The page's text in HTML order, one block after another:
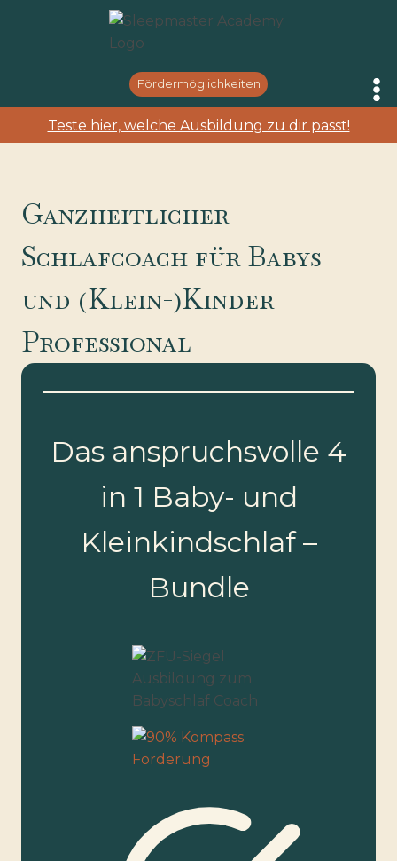
Fördermöglichkeiten
Teste hier, welche Ausbildung zu dir passt!
Ganzheitlicher
Schlafcoach für Babys
und (Klein-)Kinder
Professional
Das anspruchsvolle 4
in 1 Baby- und
Kleinkindschlaf –
Bundle